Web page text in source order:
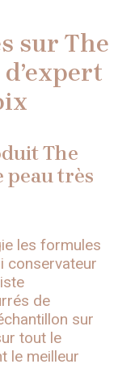
sur The
The
peau très
les formules
conservateur
de
sur
tout le
le meilleur